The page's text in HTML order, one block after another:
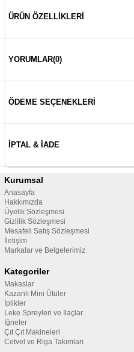
ÜRÜN ÖZELLIKLERI
YORUMLAR(0)
ÖDEME SEÇENEKLERI
İPTAL & İADE
Kurumsal
Anasayfa
Hakkımızda
Üyelik Sözleşmesi
Gizlilik Sözleşmesi
Mesafeli Satış Sözleşmesi
İletişim
Markalar ve Belgelerimiz
Kategoriler
Makaslar
Kazanlı Mini Ütüler
İplikler
Leke Spreyleri ve İlaçlar
İğneler
Çıt Çıt Makineleri
Cetvel ve Riga Takımları